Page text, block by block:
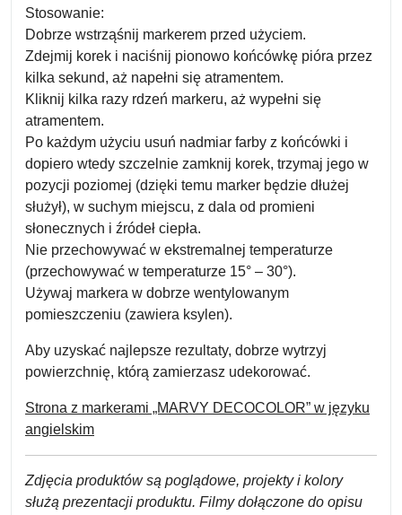
Stosowanie:
Dobrze wstrząśnij markerem przed użyciem.
Zdejmij korek i naciśnij pionowo końcówkę pióra przez
kilka sekund, aż napełni się atramentem.
Kliknij kilka razy rdzeń markeru, aż wypełni się
atramentem.
Po każdym użyciu usuń nadmiar farby z końcówki i
dopiero wtedy szczelnie zamknij korek, trzymaj jego w
pozycji poziomej (dzięki temu marker będzie dłużej
służył), w suchym miejscu, z dala od promieni
słonecznych i źródeł ciepła.
Nie przechowywać w ekstremalnej temperaturze
(przechowywać w temperaturze 15° – 30°).
Używaj markera w dobrze wentylowanym
pomieszczeniu (zawiera ksylen).
Aby uzyskać najlepsze rezultaty, dobrze wytrzyj
powierzchnię, którą zamierzasz udekorować.
Strona z markerami „MARVY DECOCOLOR” w języku
angielskim
Zdjęcia produktów są poglądowe, projekty i kolory
służą prezentacji produktu. Filmy dołączone do opisu